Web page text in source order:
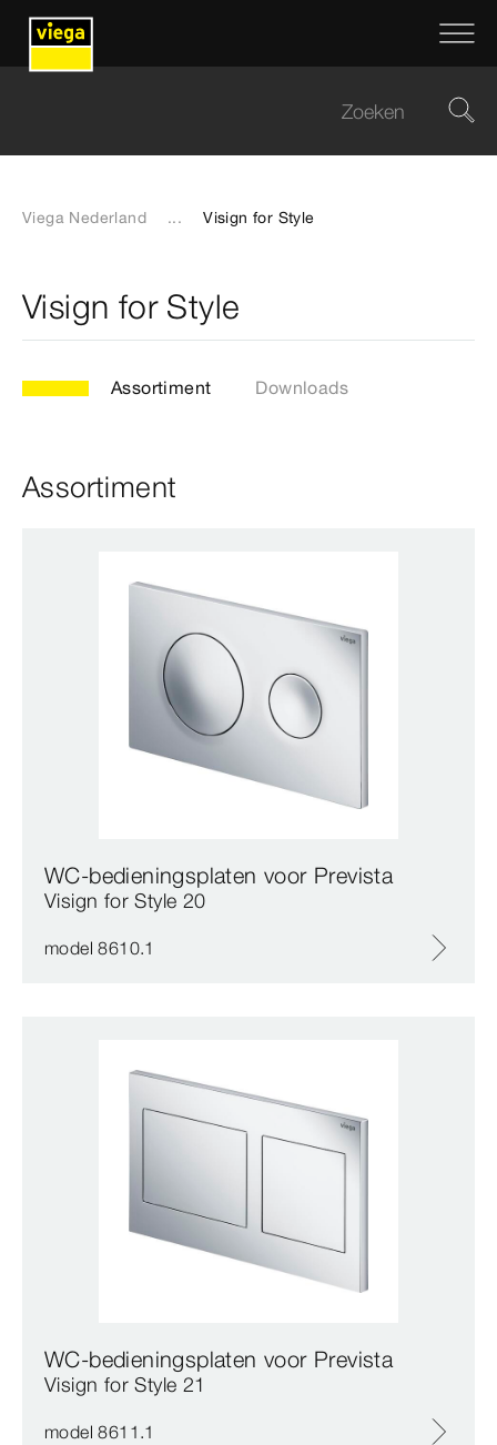
Viega Nederland ... Visign for Style
Visign for Style
Assortiment Downloads
Assortiment
WC-bedieningsplaten voor Prevista
Visign for Style 20
model 8610.1
WC-bedieningsplaten voor Prevista
Visign for Style 21
model 8611.1